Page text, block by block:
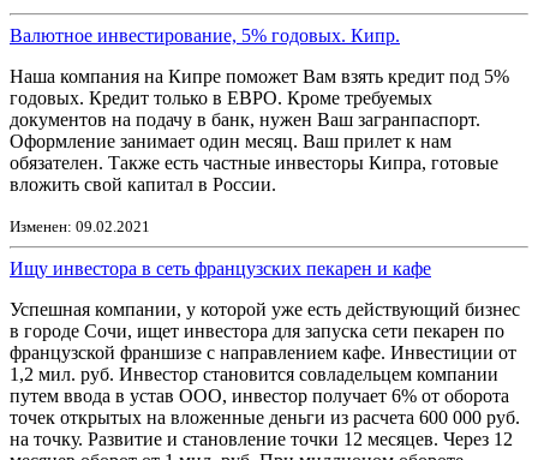
Валютное инвестирование, 5% годовых. Кипр.
Наша компания на Кипре поможет Вам взять кредит под 5%
годовых. Кредит только в ЕВРО. Кроме требуемых
документов на подачу в банк, нужен Ваш загранпаспорт.
Оформление занимает один месяц. Ваш прилет к нам
обязателен. Также есть частные инвесторы Кипра, готовые
вложить свой капитал в России.
Изменен: 09.02.2021
Ищу инвестора в сеть французских пекарен и кафе
Успешная компании, у которой уже есть действующий бизнес
в городе Сочи, ищет инвестора для запуска сети пекарен по
французской франшизе с направлением кафе. Инвестиции от
1,2 мил. руб. Инвестор становится совладельцем компании
путем ввода в устав ООО, инвестор получает 6% от оборота
точек открытых на вложенные деньги из расчета 600 000 руб.
на точку. Развитие и становление точки 12 месяцев. Через 12